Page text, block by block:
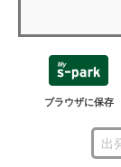
ブラウザに保存